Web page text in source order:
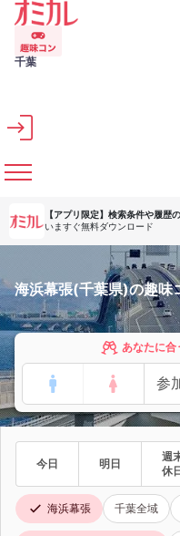
メインコンテンツへスキップ
千葉
【アプリ限定】 検索条件や履歴
いますぐ無料ダウンロード
海浜幕張(千葉県)の趣味
あなたに合
今日 明日
週
休
海浜幕張 千葉全域